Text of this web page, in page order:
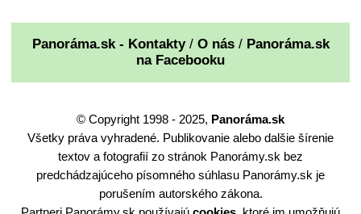
Panoráma.sk - Kontakty/ O nás/ Panoráma.sk
na Facebooku
© Copyright 1998 - 2025, Panoráma.sk
Všetky práva vyhradené. Publikovanie alebo dalšie šírenie
textov a fotografií zo stránok Panorámy.sk bez
predchádzajúceho písomného súhlasu Panorámy.sk je
porušením autorského zákona.